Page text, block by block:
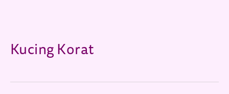
Kucing Korat